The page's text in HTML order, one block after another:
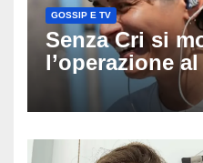
GOSSIP E TV
Senza Cri si
l’operazione
anni mi
racconto sul